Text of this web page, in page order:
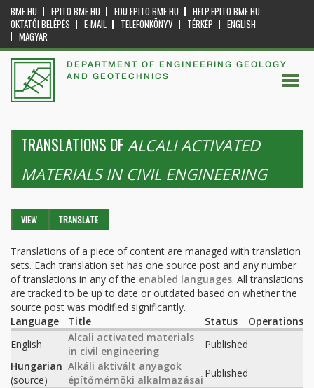
BME.HU EPITO.BME.HU EDU.EPITO.BME.HU
HELP.EPITO.BME.HU
OKTATÓI BELÉPÉS
E-MAIL TELEFONKÖNYV TÉRKÉP
ENGLISH
MAGYAR
DEPARTMENT OF ENGINEERING GEOLOGY
AND GEOTECHNICS
TRANSLATIONS OF ALCALI ACTIVATED
MATERIALS IN CIVIL ENGINEERING
Primary tabs
VIEW TRANSLATE
Translations of a piece of content are managed with translation
sets. Each translation set has one source post and any number
of translations in any of the enabled languages. All translations
are tracked to be up to date or outdated based on whether the
source post was modified significantly.
Language
Title Status
Operations
English
Alcali activated materials
in civil engineering
Published
Hungarian
(source)
Alkáli aktivált anyagok
építőmérnöki alkalmazásai
Published